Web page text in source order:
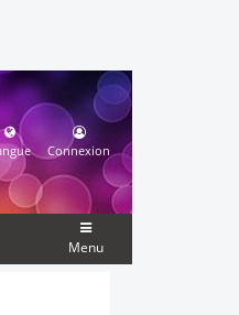
Connexion
Menu